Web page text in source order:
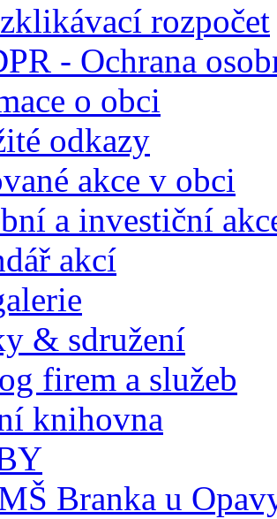
rozpočet
- Ochrana
o obci
odkazy
akce v obci
a investiční
akcí
& sdružení
firem a služeb
knihovna
Branka u